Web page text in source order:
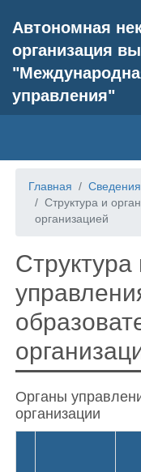
Автономная
организация
управления"
Главная
Структура и
организацией
Структура
Органы
организации